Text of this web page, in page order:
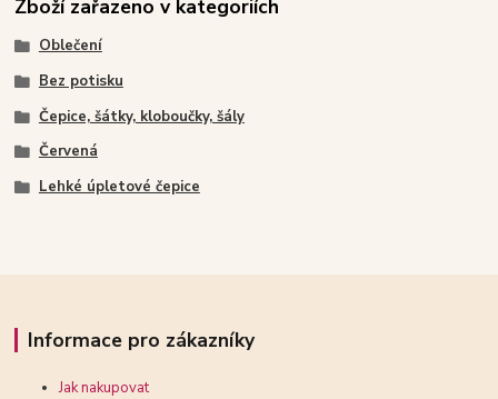
Zboží zařazeno v kategoriích
Oblečení
Bez potisku
Čepice, šátky, kloboučky, šály
Červená
Lehké úpletové čepice
Informace pro zákazníky
Jak nakupovat